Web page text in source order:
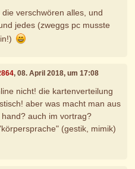
verschwören alles, und
jedes (zweggs pc musste
, 08. April 2018, um 17:08
nicht! die kartenverteilung
aber was macht man aus
auch im vortrag?
(gestik, mimik)